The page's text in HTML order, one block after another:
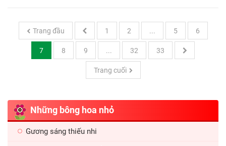
Trang đầu 1 2 ... 5 6
7 8 9 ... 32 33
Trang cuối
Những bông hoa nhỏ
Gương sáng thiếu nhi